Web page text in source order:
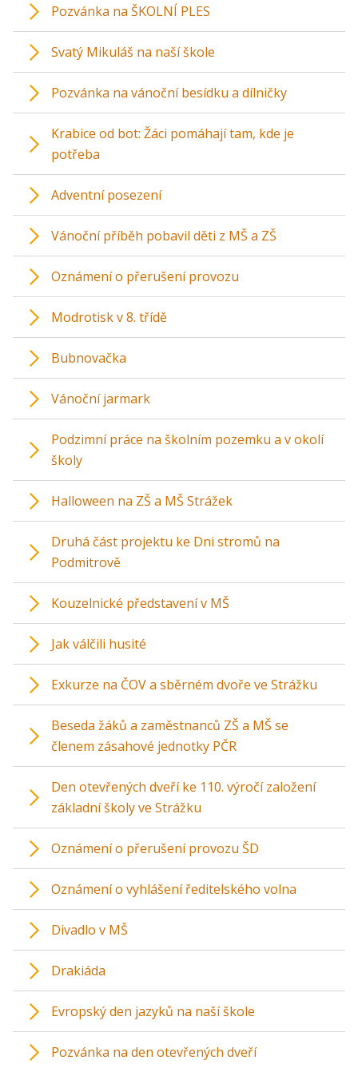
Pozvánka na ŠKOLNÍ PLES
Svatý Mikuláš na naší škole
Pozvánka na vánoční besídku a dílničky
Krabice od bot: Žáci pomáhají tam, kde je
potřeba
Adventní posezení
Vánoční příběh pobavil děti z MŠ a ZŠ
Oznámení o přerušení provozu
Modrotisk v 8. třídě
Bubnovačka
Vánoční jarmark
Podzimní práce na školním pozemku a v okolí
školy
Halloween na ZŠ a MŠ Strážek
Druhá část projektu ke Dni stromů na
Podmitrově
Kouzelnické představení v MŠ
Jak válčili husité
Exkurze na ČOV a sběrném dvoře ve Strážku
Beseda žáků a zaměstnanců ZŠ a MŠ se
členem zásahové jednotky PČR
Den otevřených dveří ke 110. výročí založení
základní školy ve Strážku
Oznámení o přerušení provozu ŠD
Oznámení o vyhlášení ředitelského volna
Divadlo v MŠ
Drakiáda
Evropský den jazyků na naší škole
Pozvánka na den otevřených dveří